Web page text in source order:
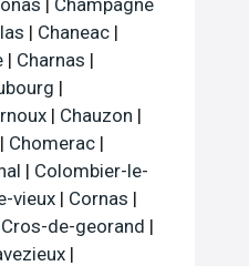
| Chaneac |
| Charnas |
|
| Chauzon |
| Chomerac |
| Colombier-le-
vieux | Cornas |
Cros-de-georand |
|